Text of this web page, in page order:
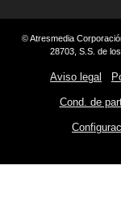
© Atresmedia
28703, S.S. de
Aviso legal
Cond. de